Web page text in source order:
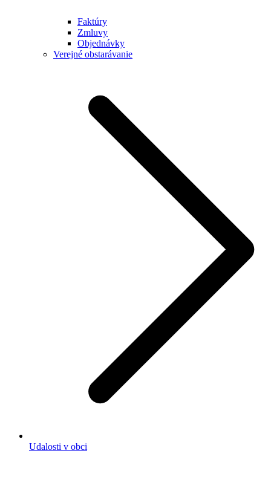
Faktúry
Zmluvy
Objednávky
Verejné obstarávanie
Udalosti v obci